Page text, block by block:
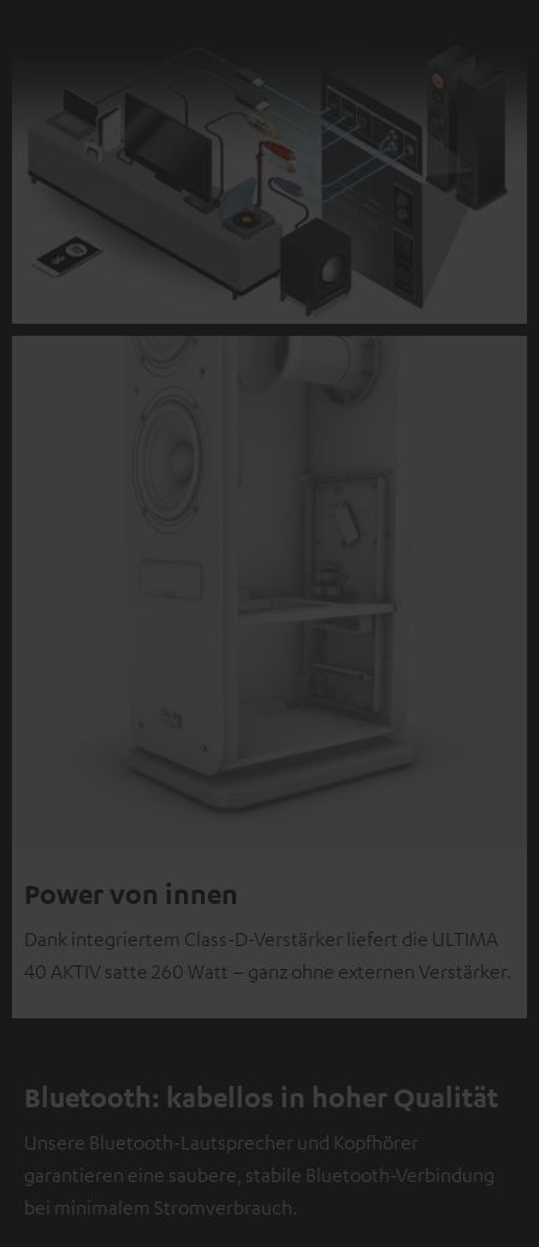
Power von innen
Dank integriertem Class-D-Verstärker liefert die ULTIMA
40 AKTIV satte 260 Watt – ganz ohne externen Verstärker.
Bluetooth: kabellos in hoher Qualität
Unsere Bluetooth-Lautsprecher und Kopfhörer
garantieren eine saubere, stabile Bluetooth-Verbindung
bei minimalem Stromverbrauch.